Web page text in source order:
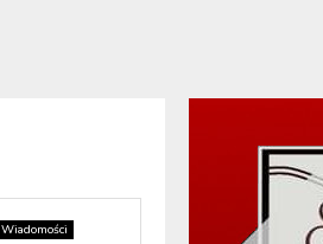
Wiadomości